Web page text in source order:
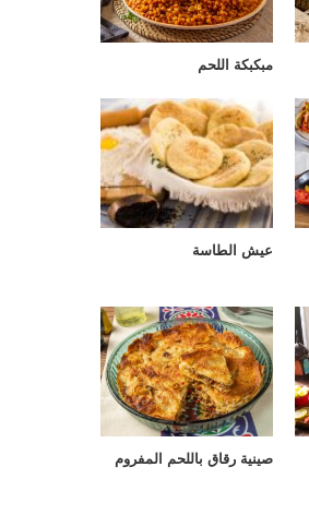
مبكبكة اللحم
عيش الطاسة
صينية رقاق باللحم المفروم